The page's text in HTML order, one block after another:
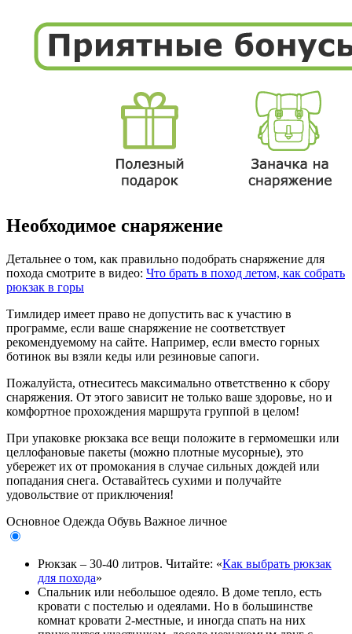
Необходимое снаряжение
Детальнее о том, как правильно подобрать снаряжение для
похода смотрите в видео: Что брать в поход летом, как собрать
рюкзак в горы
Тимлидер имеет право не допустить вас к участию в
программе, если ваше снаряжение не соответствует
рекомендуемому на сайте. Например, если вместо горных
ботинок вы взяли кеды или резиновые сапоги.
Пожалуйста, отнеситесь максимально ответственно к сбору
снаряжения. От этого зависит не только ваше здоровье, но и
комфортное прохождения маршрута группой в целом!
При упаковке рюкзака все вещи положите в гермомешки или
целлофановые пакеты (можно плотные мусорные), это
убережет их от промокания в случае сильных дождей или
попадания снега. Оставайтесь сухими и получайте
удовольствие от приключения!
Основное Одежда Обувь Важное личное
Рюкзак – 30-40 литров. Читайте: «Как выбрать рюкзак
для похода»
Спальник или небольшое одеяло. В доме тепло, есть
кровати с постелью и одеялами. Но в большинстве
комнат кровати 2-местные, и иногда спать на них